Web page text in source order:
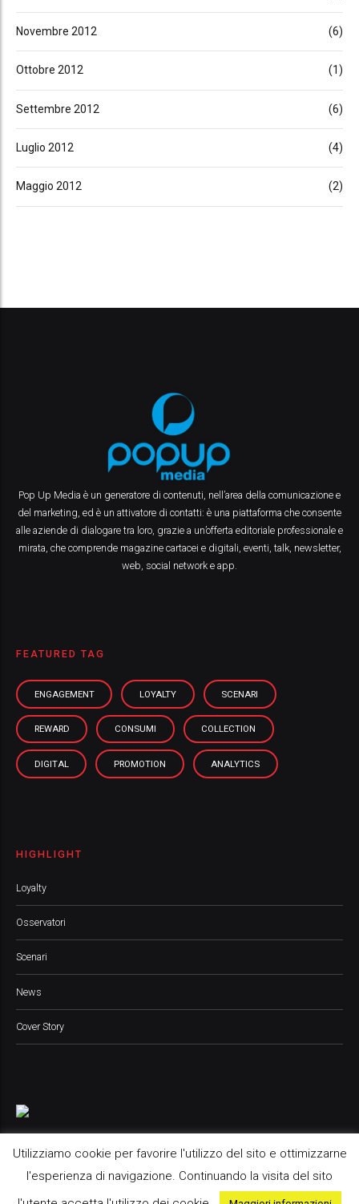
Novembre 2012 (6)
Ottobre 2012 (1)
Settembre 2012 (6)
Luglio 2012 (4)
Maggio 2012 (2)
Pop Up Media è un generatore di contenuti, nell’area della comunicazione e
del marketing, ed è un attivatore di contatti: è una piattaforma che consente
alle aziende di dialogare tra loro, grazie a un’offerta editoriale professionale e
mirata, che comprende magazine cartacei e digitali, eventi, talk, newsletter,
web, social network e app.
FEATURED TAG
ENGAGEMENT LOYALTY SCENARI
REWARD CONSUMI COLLECTION
DIGITAL PROMOTION ANALYTICS
HIGHLIGHT
Loyalty
Osservatori
Scenari
News
Cover Story
Pop Up Media srl, 2021 © All Rights Reserved
Utilizziamo cookie per favorire l'utilizzo del sito e ottimizzarne
l'esperienza di navigazione. Continuando la visita del sito